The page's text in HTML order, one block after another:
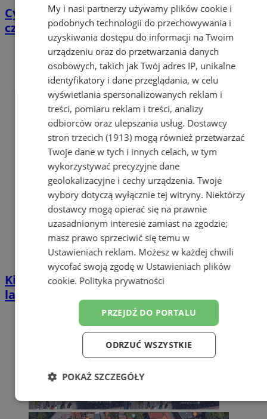
Cyfrowy przegląd przedtrasowy: co mówią
czujniki TPMS i diagnostyka pokładowa?
Kierował BMW mimo zakazu sądowego. 57-
latek zatrzymany w Zabrzu
My i nasi partnerzy używamy plików cookie i
podobnych technologii do przechowywania i
uzyskiwania dostępu do informacji na Twoim
urządzeniu oraz do przetwarzania danych
osobowych, takich jak Twój adres IP, unikalne
identyfikatory i dane przeglądania, w celu
wyświetlania spersonalizowanych reklam i
treści, pomiaru reklam i treści, analizy
odbiorców oraz ulepszania usług. Dostawcy
stron trzecich (1913)mogą również przetwarzać
Twoje dane w tych i innych celach, w tym
wykorzystywać precyzyjne dane
geolokalizacyjne i cechy urządzenia. Twoje
wybory dotyczą wyłącznie tej witryny. Niektórzy
dostawcy mogą opierać się na prawnie
uzasadnionym interesie zamiast na zgodzie;
masz prawo sprzeciwić się temu w
Ustawieniach reklam. Możesz w każdej chwili
wycofać swoją zgodę w Ustawieniach plików
cookie. Polityka prywatności
PRZEJDŹ DO PORTALU
ODRZUĆ WSZYSTKIE
POKAŻ SZCZEGÓŁY
Niezbędne Wydajność Targetowanie